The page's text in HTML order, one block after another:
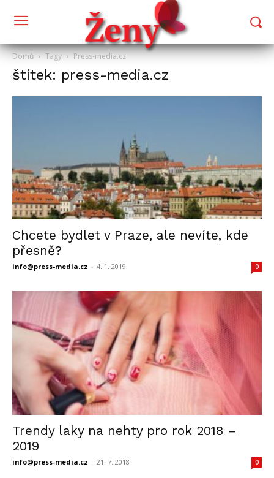
Domů Tagy Press-media.cz
štítek: press-media.cz
Chcete bydlet v Praze, ale nevíte, kde
přesně?
info@press-media.cz - 4. 1. 2019 0
Trendy laky na nehty pro rok 2018 –
2019
info@press-media.cz - 21. 7. 2018 0